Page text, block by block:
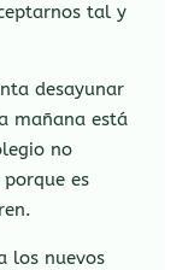
tal y
desayunar
mañana está
no
es
los nuevos